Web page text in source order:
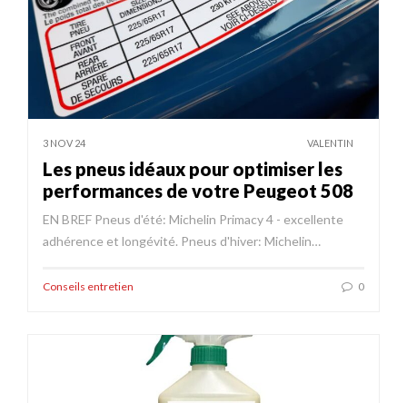
3 NOV 24 VALENTIN
Les pneus idéaux pour optimiser les
performances de votre Peugeot 508
EN BREF Pneus d'été: Michelin Primacy 4 - excellente
adhérence et longévité. Pneus d'hiver: Michelin…
Conseils entretien 0